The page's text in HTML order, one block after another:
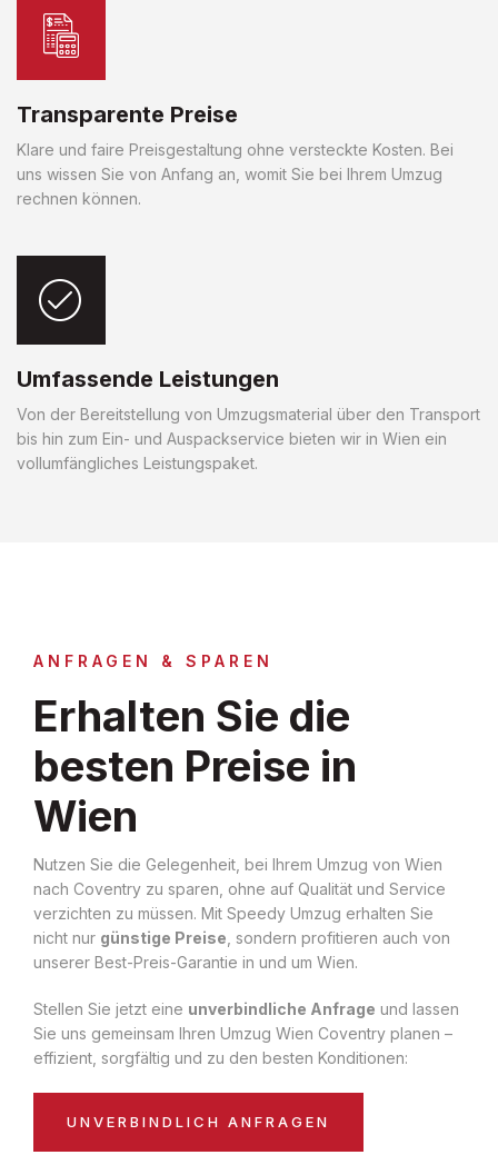
Transparente Preise
Klare und faire Preisgestaltung ohne versteckte Kosten. Bei
uns wissen Sie von Anfang an, womit Sie bei Ihrem Umzug
rechnen können.
Umfassende Leistungen
Von der Bereitstellung von Umzugsmaterial über den Transport
bis hin zum Ein- und Auspackservice bieten wir in Wien ein
vollumfängliches Leistungspaket.
ANFRAGEN & SPAREN
Erhalten Sie die
besten Preise in
Wien
Nutzen Sie die Gelegenheit, bei Ihrem Umzug von Wien
nach Coventry zu sparen, ohne auf Qualität und Service
verzichten zu müssen. Mit Speedy Umzug erhalten Sie
nicht nur günstige Preise , sondern profitieren auch von
unserer Best-Preis-Garantie in und um Wien.
Stellen Sie jetzt eine unverbindliche Anfrage und lassen
Sie uns gemeinsam Ihren Umzug Wien Coventry planen –
effizient, sorgfältig und zu den besten Konditionen:
UNVERBINDLICH ANFRAGEN